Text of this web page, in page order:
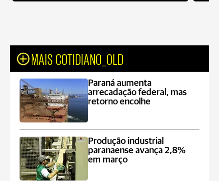
MAIS COTIDIANO_OLD
Paraná aumenta
arrecadação federal, mas
retorno encolhe
Produção industrial
paranaense avança 2,8%
em março